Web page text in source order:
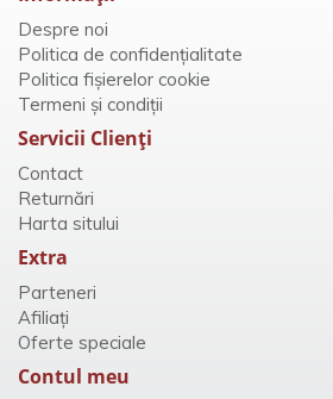
Despre noi
Politica de confidențialitate
Politica fișierelor cookie
Termeni și condiții
Servicii Clienţi
Contact
Returnări
Harta sitului
Extra
Parteneri
Afiliaţi
Oferte speciale
Contul meu